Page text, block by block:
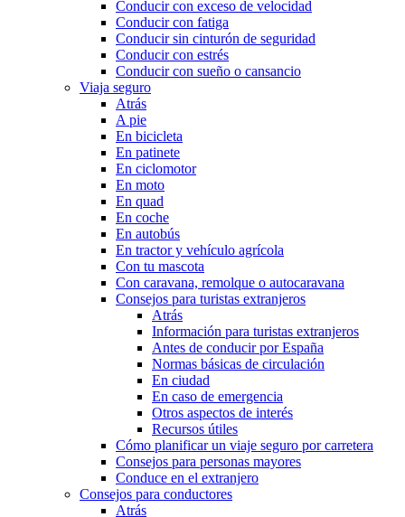
Conducir con exceso de velocidad
Conducir con fatiga
Conducir sin cinturón de seguridad
Conducir con estrés
Conducir con sueño o cansancio
Viaja seguro
Atrás
A pie
En bicicleta
En patinete
En ciclomotor
En moto
En quad
En coche
En autobús
En tractor y vehículo agrícola
Con tu mascota
Con caravana, remolque o autocaravana
Consejos para turistas extranjeros
Atrás
Información para turistas extranjeros
Antes de conducir por España
Normas básicas de circulación
En ciudad
En caso de emergencia
Otros aspectos de interés
Recursos útiles
Cómo planificar un viaje seguro por carretera
Consejos para personas mayores
Conduce en el extranjero
Consejos para conductores
Atrás